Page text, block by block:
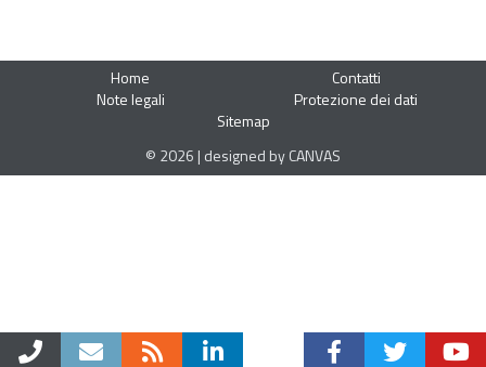
Home
Contatti
Note legali
Protezione dei dati
Sitemap
© 2026 | designed by CANVAS